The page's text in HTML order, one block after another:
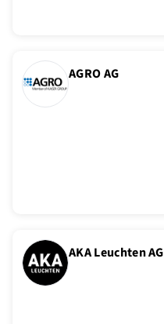
AGRO AG
AKA Leuchten AG